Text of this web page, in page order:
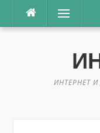
Перейти
содержимому
Меню
ИНТЕРНЕТ